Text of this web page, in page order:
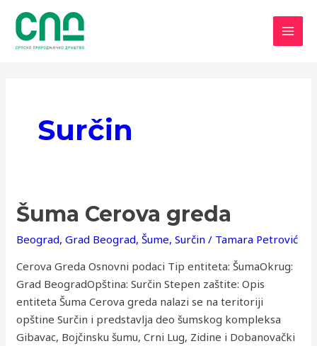
садржај
Surčin
Šuma Cerova greda
Beograd,Grad Beograd,Šume,Surčin / Tamara Petrović
Cerova Greda Osnovni podaci Tip entiteta: ŠumaOkrug:
Grad BeogradOpština: Surčin Stepen zaštite: Opis
entiteta Šuma Cerova greda nalazi se na teritoriji
opštine Surčin i predstavlja deo šumskog kompleksa
Gibavac, Bojčinsku šumu, Crni Lug, Zidine i Dobanovački
Šuma
Cerova
greda
pagination